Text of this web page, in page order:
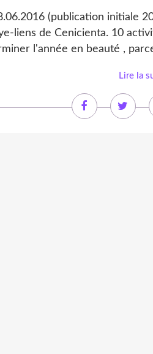
(publication initiale
liens de Cenicienta. 10
l'année en beauté ,
Lire la